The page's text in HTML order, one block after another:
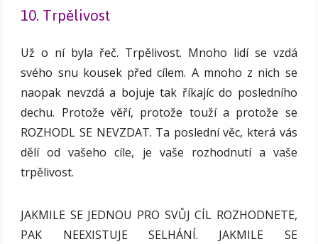
10. Trpělivost
Už o ní byla řeč. Trpělivost. Mnoho lidí se vzdá
svého snu kousek před cílem. A mnoho z nich se
naopak nevzdá a bojuje tak říkajíc do posledního
dechu. Protože věří, protože touží a protože se
ROZHODL SE NEVZDAT. Ta poslední věc, která vás
dělí od vašeho cíle, je vaše rozhodnutí a vaše
trpělivost.
JAKMILE SE JEDNOU PRO SVŮJ CÍL ROZHODNETE,
PAK NEEXISTUJE SELHÁNÍ. JAKMILE SE